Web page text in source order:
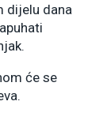
dijelu dana
će se